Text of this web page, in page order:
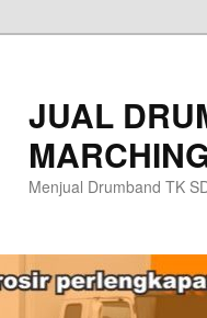
JUAL
Menjual Drumband TK